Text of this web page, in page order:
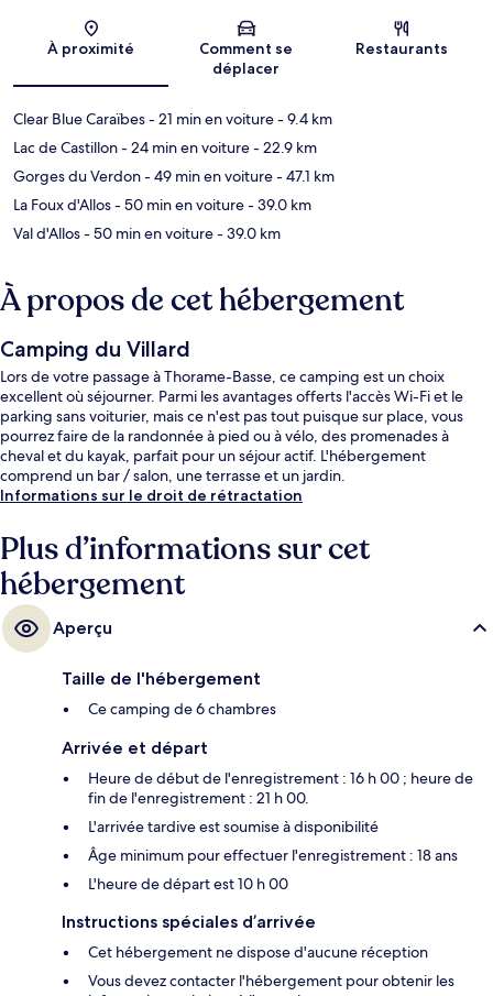
À proximité
Comment se
déplacer
Restaurants
Clear Blue Caraïbes- 21 min en voiture- 9.4 km
Lac de Castillon- 24 min en voiture- 22.9 km
Gorges du Verdon- 49 min en voiture- 47.1 km
La Foux d'Allos- 50 min en voiture- 39.0 km
Val d'Allos- 50 min en voiture- 39.0 km
À propos de cet hébergement
Camping du Villard
Lors de votre passage à Thorame-Basse, ce camping est un choix
excellent où séjourner. Parmi les avantages offerts l'accès Wi-Fi et le
parking sans voiturier, mais ce n'est pas tout puisque sur place, vous
pourrez faire de la randonnée à pied ou à vélo, des promenades à
cheval et du kayak, parfait pour un séjour actif. L'hébergement
comprend un bar / salon, une terrasse et un jardin.
Informations sur le droit de rétractation
Plus d’informations sur cet
hébergement
Aperçu
Taille de l'hébergement
Ce camping de 6 chambres
Arrivée et départ
Heure de début de l'enregistrement : 16 h 00 ; heure de
fin de l'enregistrement : 21 h 00.
L'arrivée tardive est soumise à disponibilité
Âge minimum pour effectuer l'enregistrement : 18 ans
L'heure de départ est 10 h 00
Instructions spéciales d’arrivée
Cet hébergement ne dispose d'aucune réception
Vous devez contacter l'hébergement pour obtenir les